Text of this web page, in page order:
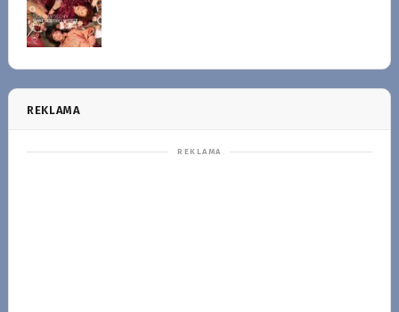
REKLAMA